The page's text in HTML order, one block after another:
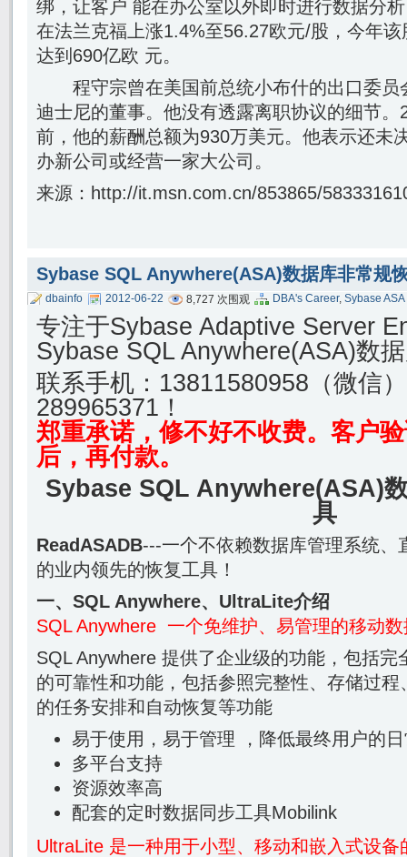
绑，让客户 能在办公室以外即时进行数据分
在法兰克福上涨1.4%至56.27欧元/股，今年
达到690亿欧 元。
程守宗曾在美国前总统小布什的出口委员
迪士尼的董事。他没有透露离职协议的细节。
前，他的薪酬总额为930万美元。他表示还未
办新公司或经营一家大公司。
来源：http://it.msn.com.cn/853865/
Sybase SQL Anywhere(ASA)数据库非常规
dbainfo 2012-06-22 8,727 次围观 DBA's Career, Sybase ASA
专注于Sybase Adaptive Server
Sybase SQL Anywhere(ASA)数
联系手机： 13811580958（微信
289965371！
郑重承诺，修不好不收费。客户
后，再付款。
Sybase SQL Anywhere(ASA)
具
ReadASADB---一个不依赖数据库管理系统、
的业内领先的恢复工具！
一、SQL Anywhere、UltraLite介绍
SQL Anywhere 一个免维护、易管理的移动
SQL Anywhere 提供了企业级的功能，包括完
的可靠性和功能，包括参照完整性、存储过
的任务安排和自动恢复等功能
易于使用，易于管理 ，降低最终用户的
多平台支持
资源效率高
配套的定时数据同步工具Mobilink
UltraLite 是一种用于小型、移动和嵌入式设